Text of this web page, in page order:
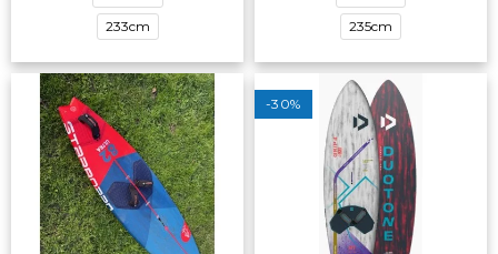
233cm
235cm
-30%